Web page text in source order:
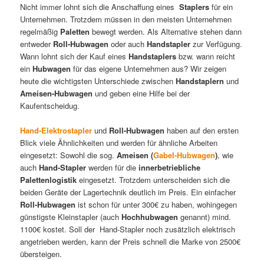
Nicht immer lohnt sich die Anschaffung einesStaplers für ein
Unternehmen. Trotzdem müssen in den meisten Unternehmen
regelmäßig Paletten bewegt werden. Als Alternative stehen dann
entweder Roll-Hubwagen oder auchHandstapler zur Verfügung.
Wann lohnt sich der Kauf einesHandstaplers bzw. wann reicht
einHubwagen für das eigene Unternehmen aus? Wir zeigen
heute die wichtigsten Unterschiede zwischenHandstaplern und
Ameisen-Hubwagen und geben eine Hilfe bei der
Kaufentscheidug.
Hand-Elektrostapler und Roll-Hubwagen haben auf den ersten
Blick viele Ähnlichkeiten und werden für ähnliche Arbeiten
eingesetzt: Sowohl die sog.Ameisen (Gabel-Hubwagen), wie
auchHand-Stapler werden für dieinnerbetriebliche
Palettenlogistik eingesetzt. Trotzdem unterscheiden sich die
beiden Geräte der Lagertechnik deutlich im Preis. Ein einfacher
Roll-Hubwagen ist schon für unter 300€ zu haben, wohingegen
günstigste Kleinstapler (auchHochhubwagen genannt) mind.
1100€ kostet. Soll der Hand-Stapler noch zusätzlich elektrisch
angetrieben werden, kann der Preis schnell die Marke von 2500€
übersteigen.